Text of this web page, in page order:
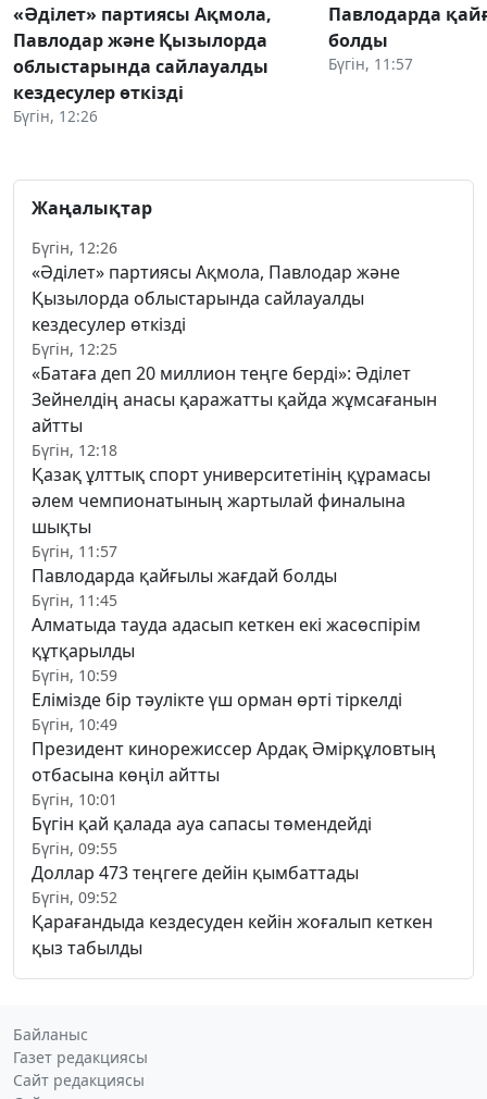
«Әділет» партиясы Ақмола,
Павлодар және Қызылорда
облыстарында сайлауалды
кездесулер өткізді
Бүгін, 12:26
Павлодарда
болды
Бүгін, 11:57
Жаңалықтар
Бүгін, 12:26
«Әділет» партиясы Ақмола, Павлодар және
Қызылорда облыстарында сайлауалды
кездесулер өткізді
Бүгін, 12:25
«Батаға деп 20 миллион теңге берді»: Әділет
Зейнелдің анасы қаражатты қайда жұмсағанын
айтты
Бүгін, 12:18
Қазақ ұлттық спорт университетінің құрамасы
әлем чемпионатының жартылай финалына
шықты
Бүгін, 11:57
Павлодарда қайғылы жағдай болды
Бүгін, 11:45
Алматыда тауда адасып кеткен екі жасөспірім
құтқарылды
Бүгін, 10:59
Елімізде бір тәулікте үш орман өрті тіркелді
Бүгін, 10:49
Президент кинорежиссер Ардақ Әмірқұловтың
отбасына көңіл айтты
Бүгін, 10:01
Бүгін қай қалада ауа сапасы төмендейді
Бүгін, 09:55
Доллар 473 теңгеге дейін қымбаттады
Бүгін, 09:52
Қарағандыда кездесуден кейін жоғалып кеткен
қыз табылды
Байланыс
Газет редакциясы
Сайт редакциясы